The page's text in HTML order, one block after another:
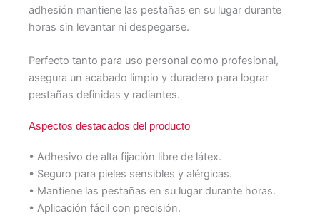
adhesión mantiene las pestañas en su lugar durante
horas sin levantar ni despegarse.
Perfecto tanto para uso personal como profesional,
asegura un acabado limpio y duradero para lograr
pestañas definidas y radiantes.
Aspectos destacados del producto
• Adhesivo de alta fijación libre de látex.
• Seguro para pieles sensibles y alérgicas.
• Mantiene las pestañas en su lugar durante horas.
• Aplicación fácil con precisión.